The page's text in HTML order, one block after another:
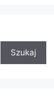
Szukaj